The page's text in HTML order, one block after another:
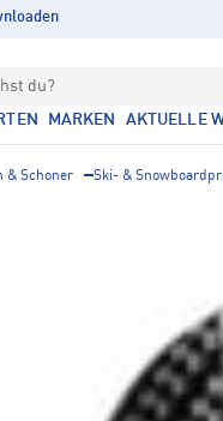
du?
MARKEN AKTUELLE
& Schoner Ski- &